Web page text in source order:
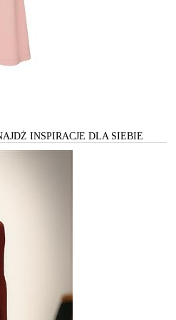
INSPIRACJE DLA SIEBIE